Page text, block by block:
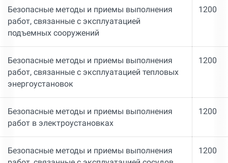
Безопасные методы и приемы выполнения
работ, связанные с эксплуатацией
подъемных сооружений
1200
Безопасные методы и приемы выполнения
работ, связанные с эксплуатацией тепловых
энергоустановок
1200
Безопасные методы и приемы выполнения
работ в электроустановках
1200
Безопасные методы и приемы выполнения
1200